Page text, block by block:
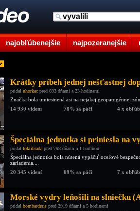
najobľúbenejšie najpozeranejšie
Krátky príbeh jednej nešťastnej
pridal uhorkac pred 693 dňami a 23 hodinami
Značka bola umiestnená asi na nejakej geopatogénnej
14 930 videní
78% sa páči 4 x
Špeciálna jednotka si priniesla na
pridal loktibrada pred 798 dňami a 1 hodinou
Špeciálna jednotka bola nútená vypáčiť oceľové
zariadenia....
20 345 videní
69% sa páči 7 x
Morské vydry leňošili na slniečku
pridal bombarderis pred 2919 dňami a 5 hodinami